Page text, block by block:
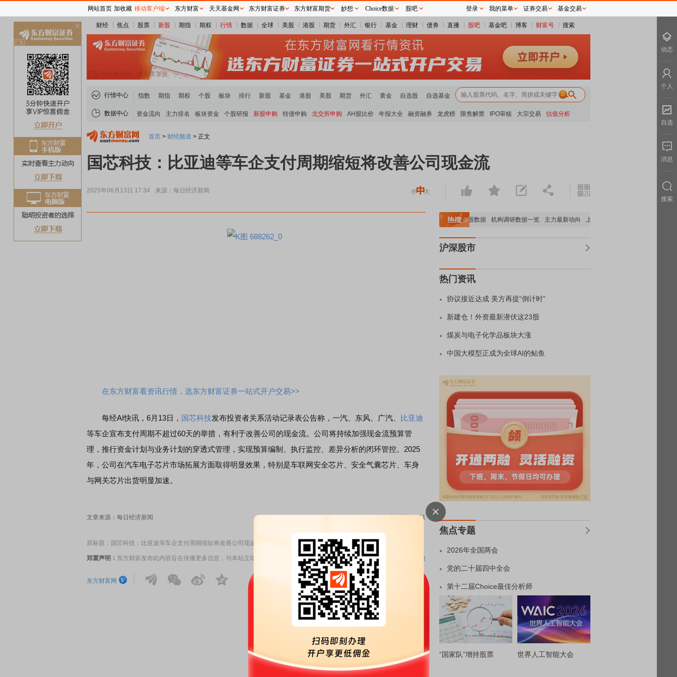
财经 焦点 股票 新股 期指 期权 行情 数据 全球 美股 港股 期货 外汇 银行 基金 理财 债券 直播 股吧 基金吧 博客 财富号 搜索
行情中心 指数 期指 期权 个股 板块 排行 新股 基金 港股 美股 期货 外汇 黄金 自选股 自选基金 0
数据中心 资金流向 主力排名 板块资金 个股研报 新股申购 转债申购 北交所申购 AH股比价 年报大全 融资融券 龙虎榜 限售解禁 IPO审核 大宗交易 估值分析
首页 > 财经频道 > 正文
国芯科技：比亚迪等车企支付周期缩短将改善公司现金流
2025年06月13日 17:34 来源：每日经济新闻
在东方财富看资讯行情，选东方财富证券一站式开户交易>>
每经AI快讯，6月13日， 国芯科技发布投资者关系活动记录表公告称，一汽、东风、广汽、
比亚迪
等车企宣布支付周期不超过60天的举措，有利于改善公司的现金流。公司将持续加强现金流预算管
理，推行资金计划与业务计划的穿透式管理，实现预算编制、执行监控、差异分析的闭环管控。2025
年，公司在汽车电子芯片市场拓展方面取得明显效果，特别是车联网安全芯片、安全气囊芯片、车身
与网关芯片出货明显加速。
文章来源：每日经济新闻 责任编辑：91
原标题：国芯科技：比亚迪等车企支付周期缩短将改善公司现金流
郑重声明： 东方财富发布此内容旨在传播更多信息，与本站立场无关，不构成投资建议。据此操作，风险自担。 举报
东方财富网
重要机构持股数据 机构调研数据一览 主力最新动向 上市公司限售股解禁一览
沪深股市
热门资讯
协议接近达成 美方再提“倒计时”
新建仓！外资最新潜伏这23股
煤炭与电子化学品板块大涨
中国大模型正成为全球AI的鲇鱼
焦点专题
2026年全国两会
党的二十届四中全会
第十二届Choice最佳分析师
“国家队”增持股票 世界人工智能大会
网站首页 加收藏 移动客户端 东方财富 天天基金网 东方财富证券 东方财富期货 妙想 Choice数据 股吧 登录 我的菜单 证券交易 基金交易
动态
个人
自选
消息
搜索
关